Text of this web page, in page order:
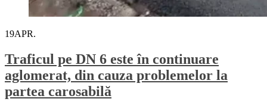
19APR.
Traficul pe DN 6 este în continuare
aglomerat, din cauza problemelor la
partea carosabilă